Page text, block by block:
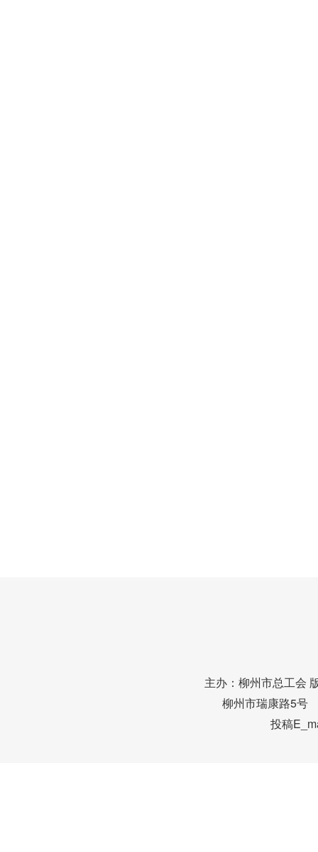
主办：柳州市总工会
柳州市瑞康路5
投稿